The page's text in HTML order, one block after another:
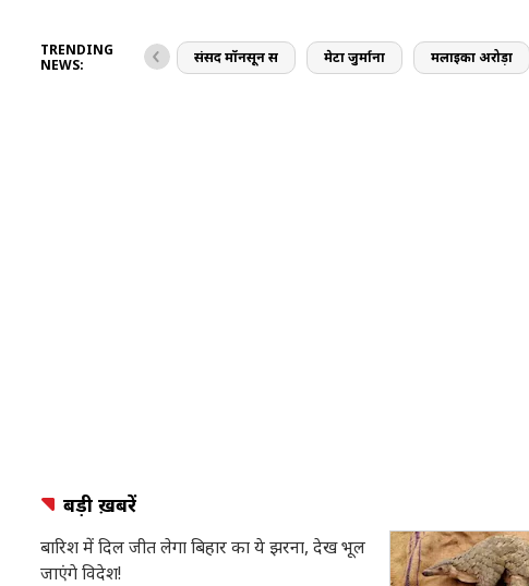
TRENDING
NEWS:
संसद मॉनसून सत्र मेटा जुर्माना मलाइका अरोड़ा
बड़ी ख़बरें
बारिश में दिल जीत लेगा बिहार का ये झरना, देख भूल
जाएंगे विदेश!